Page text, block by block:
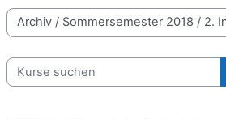
Kursbereiche
Kurse suchen